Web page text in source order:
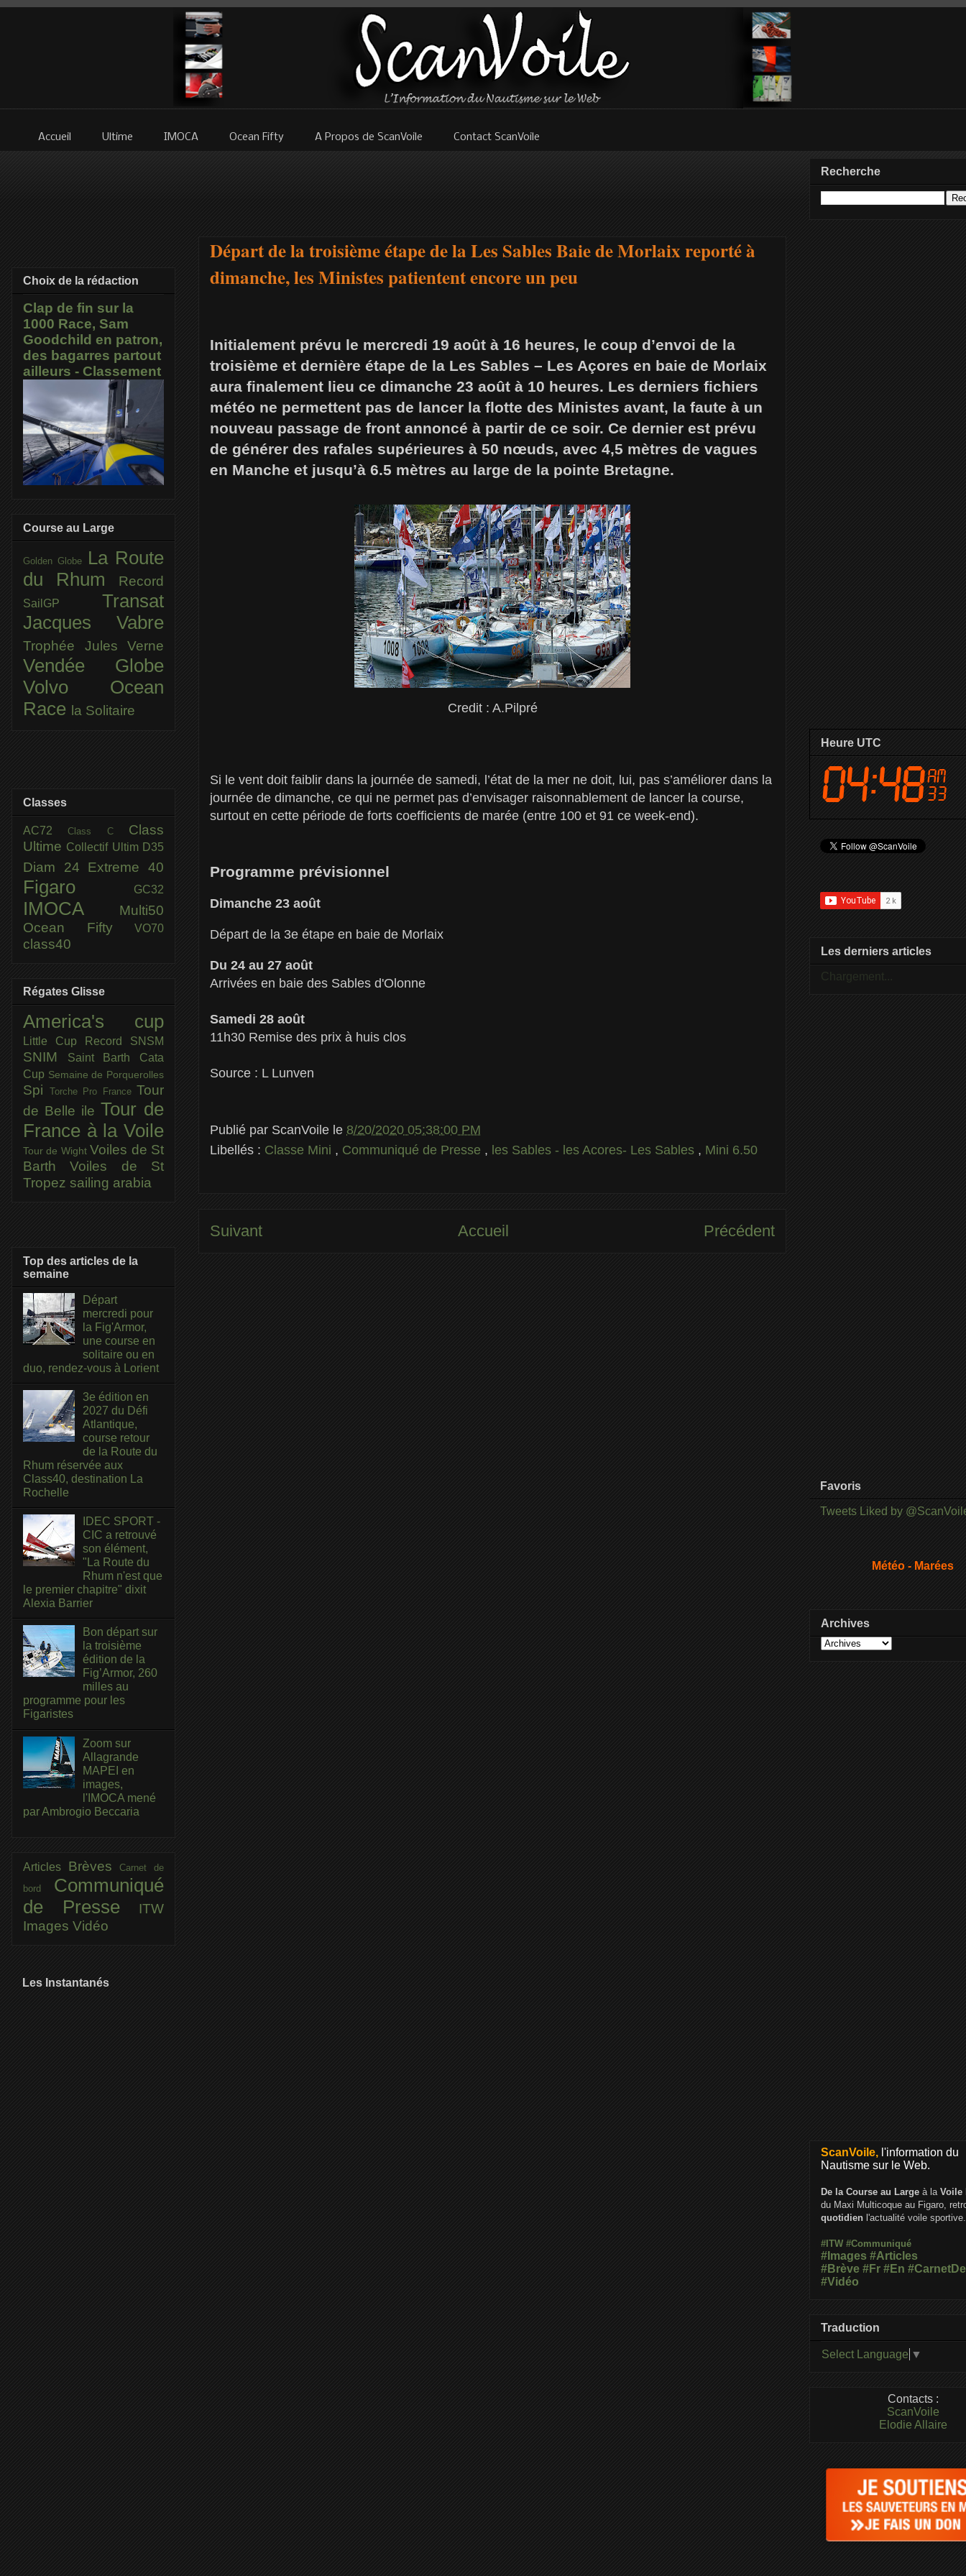
Accueil Ultime IMOCA Ocean Fifty A Propos de ScanVoile Contact ScanVoile
Départ de la troisième étape de la Les Sables Baie de Morlaix reporté à
dimanche, les Ministes patientent encore un peu
Initialement prévu le mercredi 19 août à 16 heures, le coup d’envoi de la
troisième et dernière étape de la Les Sables – Les Açores en baie de Morlaix
aura finalement lieu ce dimanche 23 août à 10 heures. Les derniers fichiers
météo ne permettent pas de lancer la flotte des Ministes avant, la faute à un
nouveau passage de front annoncé à partir de ce soir. Ce dernier est prévu
de générer des rafales supérieures à 50 nœuds, avec 4,5 mètres de vagues
en Manche et jusqu’à 6.5 mètres au large de la pointe Bretagne.
Credit : A.Pilpré
Si le vent doit faiblir dans la journée de samedi, l’état de la mer ne doit, lui, pas s’améliorer dans la
journée de dimanche, ce qui ne permet pas d’envisager raisonnablement de lancer la course,
surtout en cette période de forts coefficients de marée (entre 100 et 91 ce week-end).
Programme prévisionnel
Dimanche 23 août
Départ de la 3e étape en baie de Morlaix
Du 24 au 27 août
Arrivées en baie des Sables d'Olonne
Samedi 28 août
11h30 Remise des prix à huis clos
Source : L Lunven
Publié par ScanVoile le 8/20/2020 05:38:00 PM
Libellés : Classe Mini , Communiqué de Presse , les Sables - les Acores- Les Sables , Mini 6.50
Suivant Précédent
Accueil
Choix de la rédaction
Clap de fin sur la
1000 Race, Sam
Goodchild en patron,
des bagarres partout
ailleurs - Classement
Course au Large
Golden Globe
La Route
du Rhum
Record
SailGP Transat
Jacques Vabre
Trophée Jules Verne
Vendée Globe
Volvo Ocean
Race la Solitaire
Classes
AC72Class C Class
Ultime Collectif Ultim D35
Diam 24 Extreme 40
Figaro GC32
IMOCA
Multi50
Ocean Fifty
VO70
class40
Régates Glisse
America's cup
Little Cup Record SNSM
SNIM
Saint Barth Cata
Cup Semaine de Porquerolles
Spi Torche Pro France Tour
de Belle ile Tour de
France à la Voile
Tour de Wight Voiles de St
BarthVoiles de St
Tropez sailing arabia
Top des articles de la
semaine
Départ
mercredi pour
la Fig'Armor,
une course en
solitaire ou en
duo, rendez-vous à Lorient
3e édition en
2027 du Défi
Atlantique,
course retour
de la Route du
Rhum réservée aux
Class40, destination La
Rochelle
IDEC SPORT -
CIC a retrouvé
son élément,
"La Route du
Rhum n'est que
le premier chapitre" dixit
Alexia Barrier
Bon départ sur
la troisième
édition de la
Fig’Armor, 260
milles au
programme pour les
Figaristes
Zoom sur
Allagrande
MAPEI en
images,
l'IMOCA mené
par Ambrogio Beccaria
Articles BrèvesCarnet de
bord Communiqué
de Presse
ITW
Images Vidéo
Les Instantanés
Recherche
Heure UTC
Les derniers articles
Chargement...
Favoris
Tweets Liked by
Météo - Marées
Archives
ScanVoile, l'information du
Nautisme sur le Web.
De la Course au Large à la Voile
du Maxi Multicoque au Figaro,
quotidien l'actualité voile sportive.
#ITW #Communiqué
#Images #Articles
#Brève #Fr #En
#Vidéo
Traduction
Select Language ▼
Contacts :
ScanVoile
Elodie Allaire